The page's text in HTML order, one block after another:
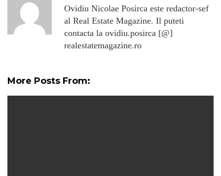
Ovidiu Nicolae Posirca este redactor-sef
al Real Estate Magazine. Il puteti
contacta la ovidiu.posirca [@]
realestatemagazine.ro
More Posts From: